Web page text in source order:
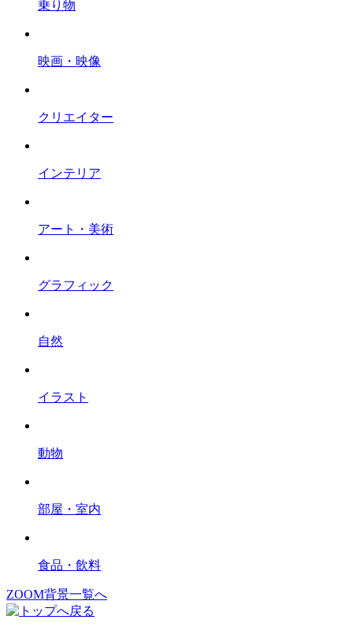
乗り物
映画・映像
クリエイター
インテリア
アート・美術
グラフィック
自然
イラスト
動物
部屋・室内
食品・飲料
ZOOM背景一覧へ